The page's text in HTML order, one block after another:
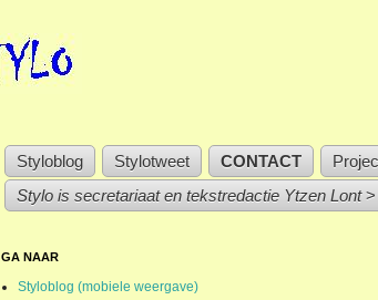
Styloblog Stylotweet CONTACT
Stylo is secretariaat en tekstredactie Ytzen Lont>
GA NAAR
Styloblog (mobiele weergave)